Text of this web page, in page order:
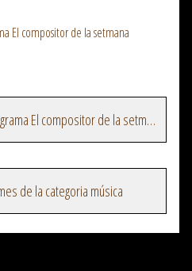
El compositor de la setmana
Veure més episodis del programa El compositor de la setmana
de la categoria música